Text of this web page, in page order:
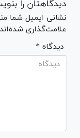
دیدگاهتان را
نشانی ایمیل شما
علامت‌گذاری
* دیدگاه